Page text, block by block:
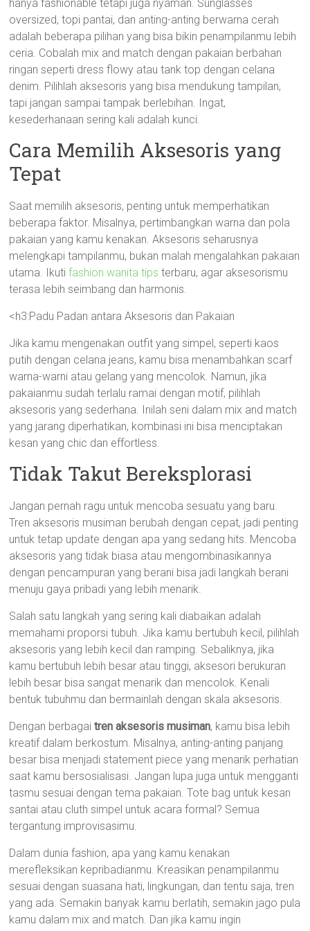
hanya fashionable tetapi juga nyaman. Sunglasses
oversized, topi pantai, dan anting-anting berwarna cerah
adalah beberapa pilihan yang bisa bikin penampilanmu lebih
ceria. Cobalah mix and match dengan pakaian berbahan
ringan seperti dress flowy atau tank top dengan celana
denim. Pilihlah aksesoris yang bisa mendukung tampilan,
tapi jangan sampai tampak berlebihan. Ingat,
kesederhanaan sering kali adalah kunci.
Cara Memilih Aksesoris yang
Tepat
Saat memilih aksesoris, penting untuk memperhatikan
beberapa faktor. Misalnya, pertimbangkan warna dan pola
pakaian yang kamu kenakan. Aksesoris seharusnya
melengkapi tampilanmu, bukan malah mengalahkan pakaian
utama. Ikutifashion wanita tips terbaru, agar aksesorismu
terasa lebih seimbang dan harmonis.
<h3:Padu Padan antara Aksesoris dan Pakaian
Jika kamu mengenakan outfit yang simpel, seperti kaos
putih dengan celana jeans, kamu bisa menambahkan scarf
warna-warni atau gelang yang mencolok. Namun, jika
pakaianmu sudah terlalu ramai dengan motif, pilihlah
aksesoris yang sederhana. Inilah seni dalam mix and match
yang jarang diperhatikan, kombinasi ini bisa menciptakan
kesan yang chic dan effortless.
Tidak Takut Bereksplorasi
Jangan pernah ragu untuk mencoba sesuatu yang baru.
Tren aksesoris musiman berubah dengan cepat, jadi penting
untuk tetap update dengan apa yang sedang hits. Mencoba
aksesoris yang tidak biasa atau mengombinasikannya
dengan pencampuran yang berani bisa jadi langkah berani
menuju gaya pribadi yang lebih menarik.
Salah satu langkah yang sering kali diabaikan adalah
memahami proporsi tubuh. Jika kamu bertubuh kecil, pilihlah
aksesoris yang lebih kecil dan ramping. Sebaliknya, jika
kamu bertubuh lebih besar atau tinggi, aksesori berukuran
lebih besar bisa sangat menarik dan mencolok. Kenali
bentuk tubuhmu dan bermainlah dengan skala aksesoris.
Dengan berbagaitren aksesoris musiman, kamu bisa lebih
kreatif dalam berkostum. Misalnya, anting-anting panjang
besar bisa menjadi statement piece yang menarik perhatian
saat kamu bersosialisasi. Jangan lupa juga untuk mengganti
tasmu sesuai dengan tema pakaian. Tote bag untuk kesan
santai atau cluth simpel untuk acara formal? Semua
tergantung improvisasimu.
Dalam dunia fashion, apa yang kamu kenakan
merefleksikan kepribadianmu. Kreasikan penampilanmu
sesuai dengan suasana hati, lingkungan, dan tentu saja, tren
yang ada. Semakin banyak kamu berlatih, semakin jago pula
kamu dalam mix and match. Dan jika kamu ingin